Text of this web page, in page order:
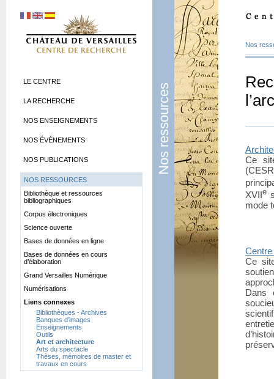
Nos ressources
Nos
Ce
XVIIe
mode
Centre
Ce
Dans
LE CENTRE
LA RECHERCHE
NOS ENSEIGNEMENTS
NOS ÉVÉNEMENTS
NOS PUBLICATIONS
NOS RESSOURCES
Bibliothèque et ressources
bibliographiques
Corpus électroniques
Science ouverte
Bases de données en ligne
Bases de données en cours
d’élaboration
Grand Versailles Numérique
Numérisations
Liens connexes
Bibliothèques - Archives
Banques d’images
Enseignements
Outils
Art et architecture
Arts du spectacle
Thèses, mémoires de master et
travaux en cours